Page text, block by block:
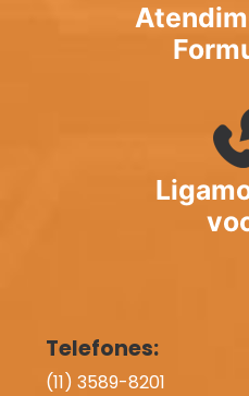
Telefones:
(11) 3589-8201